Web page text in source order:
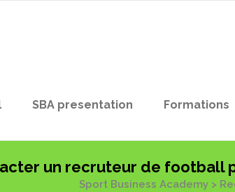
SBA presentation Formations
un recruteur de football
Sport Business Academy >